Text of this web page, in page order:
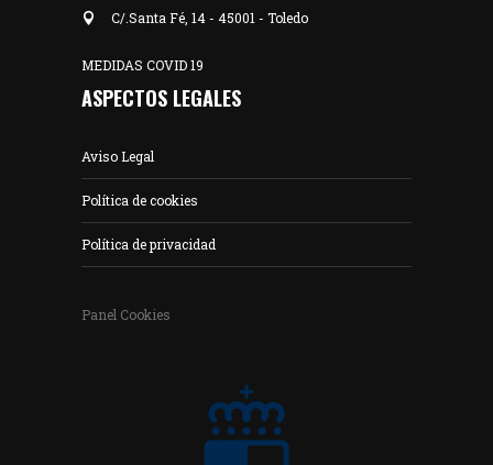
C/.Santa Fé, 14 - 45001 - Toledo
MEDIDAS COVID 19
ASPECTOS LEGALES
Aviso Legal
Política de cookies
Política de privacidad
Panel Cookies